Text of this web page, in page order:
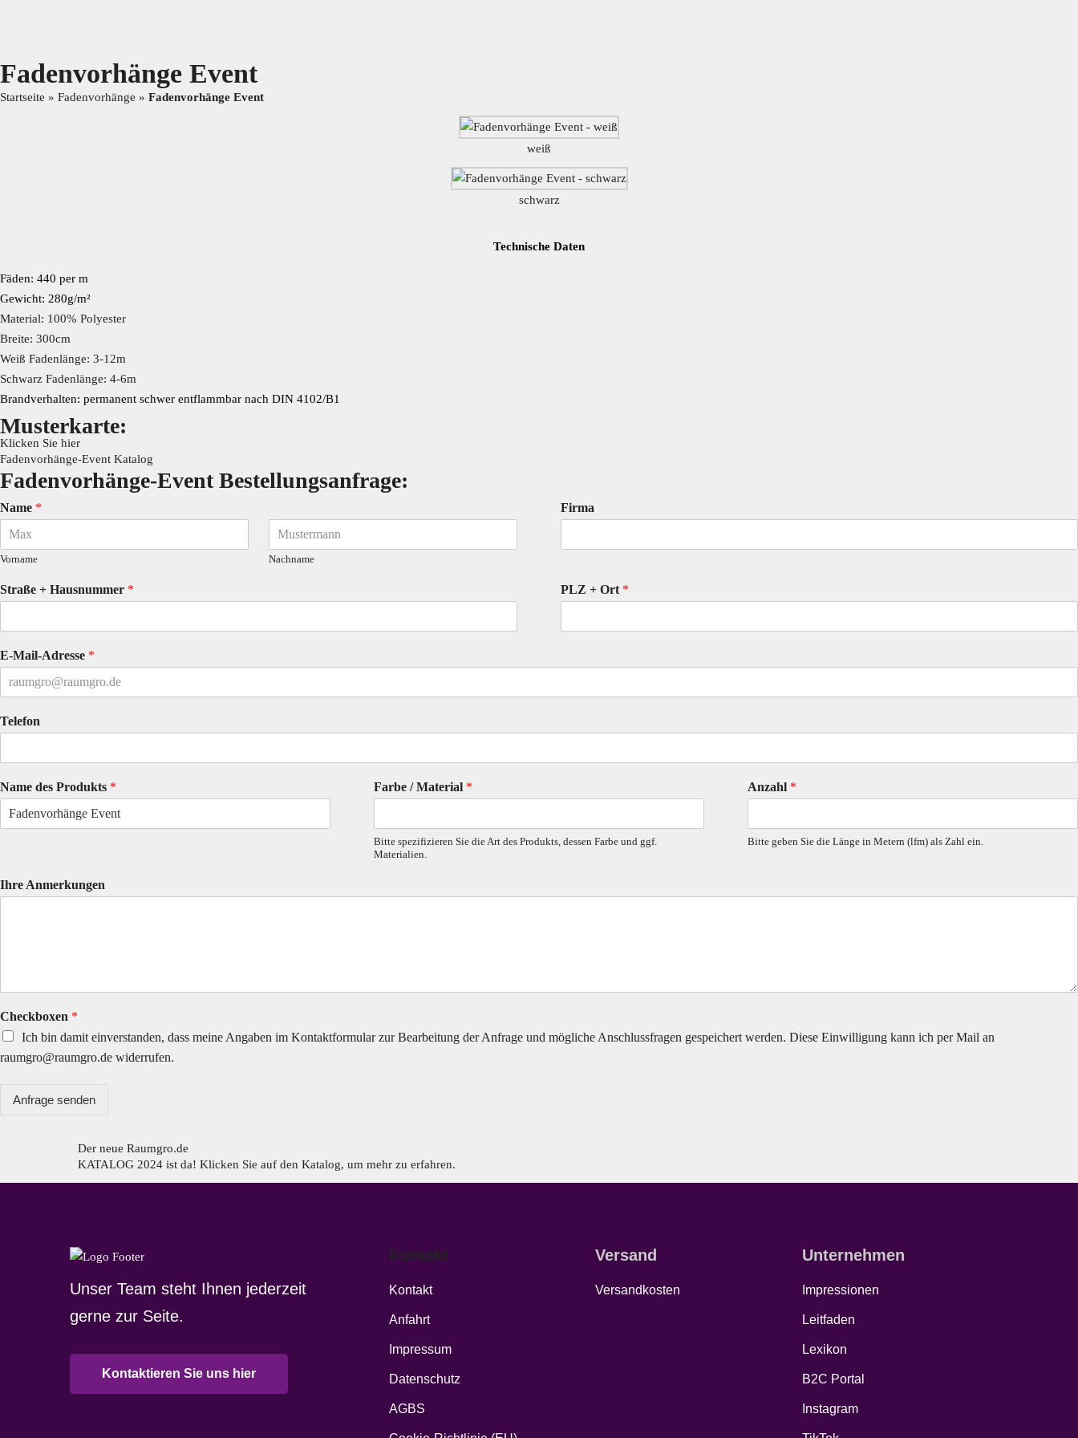
Technische Textilien Dekostoffe
Vorhangschiene
Fadenvorhänge Event
Startseite » Fadenvorhänge » Fadenvorhänge Event
weiß
schwarz
Technische Daten
Fäden: 440 per m
Gewicht: 280g/m²
Material: 100% Polyester
Breite: 300cm
Weiß Fadenlänge: 3-12m
Schwarz Fadenlänge: 4-6m
Brandverhalten: permanent schwer entflammbar nach DIN 4102/B1
Musterkarte:
Klicken Sie hier
Fadenvorhänge-Event Katalog
Fadenvorhänge-Event Bestellungsanfrage:
Name *
Vorname Nachname
Firma
Straße + Hausnummer * PLZ + Ort *
E-Mail-Adresse *
Telefon
Name des Produkts * Farbe / Material *
Bitte spezifizieren Sie die Art des Produkts, dessen Farbe und ggf.
Materialien.
Anzahl *
Bitte geben Sie die Länge in Metern (lfm) als Zahl ein.
Ihre Anmerkungen
Checkboxen *
Ich bin damit einverstanden, dass meine Angaben im Kontaktformular zur Bearbeitung der Anfrage und mögliche Anschlussfragen gespeichert werden. Diese Einwilligung kann ich per Mail an
raumgro@raumgro.de widerrufen.
Anfrage senden
Der neue Raumgro.de​
KATALOG 2024 ist da! Klicken Sie auf den Katalog, um mehr zu erfahren.
Unser Team steht Ihnen jederzeit
gerne zur Seite.
Kontaktieren Sie uns hier
Kontakt
Kontakt
Anfahrt
Impressum
Datenschutz
AGBS
Versand
Versandkosten
Unternehmen
Impressionen
Leitfaden
Lexikon
B2C Portal
Instagram